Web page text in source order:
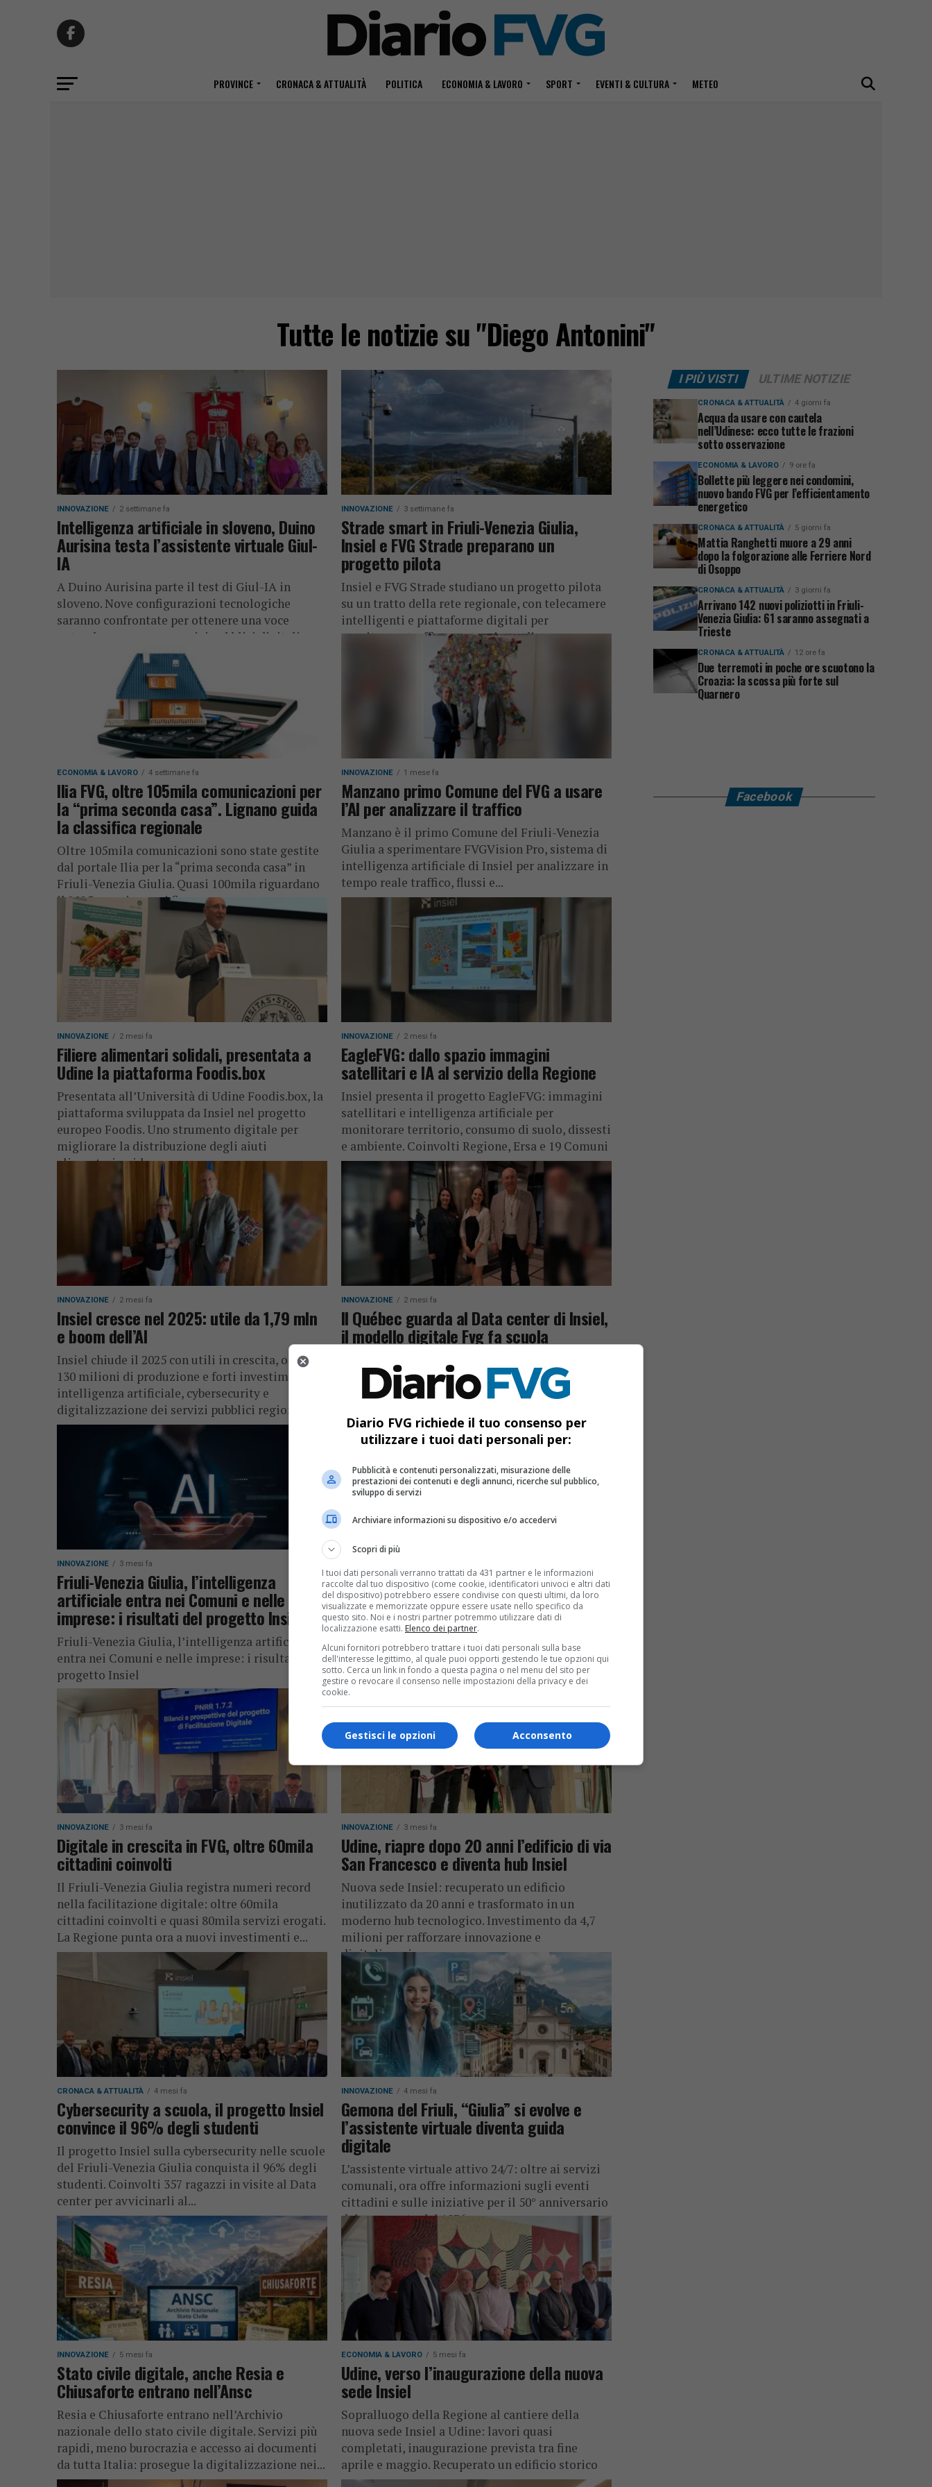
PROVINCE CRONACA & ATTUALITÀ POLITICA ECONOMIA & LAVORO SPORT EVENTI & CULTURA METEO
Tutte le notizie su "Diego Antonini"
INNOVAZIONE 2 settimane fa
Intelligenza artificiale in sloveno, Duino
Aurisina testa l’assistente virtuale Giul-
IA
A Duino Aurisina parte il test di Giul-IA in
sloveno. Nove configurazioni tecnologiche
saranno confrontate per ottenere una voce
naturale e preparare servizi pubblici digitali
INNOVAZIONE 3 settimane fa
Strade smart in Friuli-Venezia Giulia,
Insiel e FVG Strade preparano un
progetto pilota
Insiel e FVG Strade studiano un progetto pilota
su un tratto della rete regionale, con telecamere
intelligenti e piattaforme digitali per
monitorare traffico, meteo, incendi e...
ECONOMIA & LAVORO 4 settimane fa
Ilia FVG, oltre 105mila comunicazioni per
la “prima seconda casa”. Lignano guida
la classifica regionale
Oltre 105mila comunicazioni sono state gestite
dal portale Ilia per la “prima seconda casa” in
Friuli-Venezia Giulia. Quasi 100mila riguardano
il 2025, con risparmi fino a...
INNOVAZIONE 1 mese fa
Manzano primo Comune del FVG a usare
l’AI per analizzare il traffico
Manzano è il primo Comune del Friuli-Venezia
Giulia a sperimentare FVGVision Pro, sistema di
intelligenza artificiale di Insiel per analizzare in
tempo reale traffico, flussi e...
INNOVAZIONE 2 mesi fa
Filiere alimentari solidali, presentata a
Udine la piattaforma Foodis.box
Presentata all’Università di Udine Foodis.box, la
piattaforma sviluppata da Insiel nel progetto
europeo Foodis. Uno strumento digitale per
migliorare la distribuzione degli aiuti
alimentari e ridurre...
INNOVAZIONE 2 mesi fa
EagleFVG: dallo spazio immagini
satellitari e IA al servizio della Regione
Insiel presenta il progetto EagleFVG: immagini
satellitari e intelligenza artificiale per
monitorare territorio, consumo di suolo, dissesti
e ambiente. Coinvolti Regione, Ersa e 19 Comuni
INNOVAZIONE 2 mesi fa
Insiel cresce nel 2025: utile da 1,79 mln
e boom dell’AI
Insiel chiude il 2025 con utili in crescita, oltre
130 milioni di produzione e forti investimenti in
intelligenza artificiale, cybersecurity e
digitalizzazione dei servizi pubblici regionali
INNOVAZIONE 2 mesi fa
Il Québec guarda al Data center di Insiel,
il modello digitale Fvg fa scuola
Venezia Giulia: visita al Data center Insiel e
confronto con la Regione su IA, quantistica,
INNOVAZIONE 3 mesi fa
Friuli-Venezia Giulia, l’intelligenza
artificiale entra nei Comuni e nelle
imprese: i risultati del progetto Insiel
Friuli-Venezia Giulia, l’intelligenza artificiale
entra nei Comuni e nelle imprese: i risultati del
progetto Insiel
Innovazione digitale e Pnrr, a Trieste il
bilancio del progetto Edih-PAI
Domani a Trieste l’evento finale del progetto
Edih-PAI coordinato da Insiel: focus su
innovazione digitale, intelligenza artificiale,
cybersecurity, sostenibilità e servizi avanzati per
PA e imprese
INNOVAZIONE 3 mesi fa
Digitale in crescita in FVG, oltre 60mila
cittadini coinvolti
Il Friuli-Venezia Giulia registra numeri record
nella facilitazione digitale: oltre 60mila
cittadini coinvolti e quasi 80mila servizi erogati.
La Regione punta ora a nuovi investimenti e...
INNOVAZIONE 3 mesi fa
Udine, riapre dopo 20 anni l’edificio di via
San Francesco e diventa hub Insiel
Nuova sede Insiel: recuperato un edificio
inutilizzato da 20 anni e trasformato in un
moderno hub tecnologico. Investimento da 4,7
milioni per rafforzare innovazione e
digitalizzazione...
CRONACA & ATTUALITÀ 4 mesi fa
Cybersecurity a scuola, il progetto Insiel
convince il 96% degli studenti
Il progetto Insiel sulla cybersecurity nelle scuole
del Friuli-Venezia Giulia conquista il 96% degli
studenti. Coinvolti 357 ragazzi in visite al Data
center per avvicinarli al...
INNOVAZIONE 4 mesi fa
Gemona del Friuli, “Giulia” si evolve e
l’assistente virtuale diventa guida
digitale
L’assistente virtuale attivo 24/7: oltre ai servizi
comunali, ora offre informazioni sugli eventi
cittadini e sulle iniziative per il 50° anniversario
del terremoto del 1976
INNOVAZIONE 5 mesi fa
Stato civile digitale, anche Resia e
Chiusaforte entrano nell’Ansc
Resia e Chiusaforte entrano nell’Archivio
nazionale dello stato civile digitale. Servizi più
rapidi, meno burocrazia e accesso ai documenti
da tutta Italia: prosegue la digitalizzazione nei...
ECONOMIA & LAVORO 5 mesi fa
Udine, verso l’inaugurazione della nuova
sede Insiel
Sopralluogo della Regione al cantiere della
nuova sede Insiel a Udine: lavori quasi
completati, inaugurazione prevista tra fine
aprile e maggio. Recuperato un edificio storico
con...
I PIÙ VISTI ULTIME NOTIZIE
CRONACA & ATTUALITÀ 4 giorni fa
Acqua da usare con cautela
nell’Udinese: ecco tutte le frazioni
sotto osservazione
ECONOMIA & LAVORO 9 ore fa
Bollette più leggere nei condomini,
nuovo bando FVG per l’efficientamento
energetico
CRONACA & ATTUALITÀ 5 giorni fa
Mattia Ranghetti muore a 29 anni
dopo la folgorazione alle Ferriere Nord
di Osoppo
CRONACA & ATTUALITÀ 3 giorni fa
Arrivano 142 nuovi poliziotti in Friuli-
Venezia Giulia: 61 saranno assegnati a
Trieste
CRONACA & ATTUALITÀ 12 ore fa
Due terremoti in poche ore scuotono la
Croazia: la scossa più forte sul
Quarnero
Facebook
Diario FVG richiede il tuo consenso per
utilizzare i tuoi dati personali per:
Pubblicità e contenuti personalizzati, misurazione delle
prestazioni dei contenuti e degli annunci, ricerche sul pubblico,
sviluppo di servizi
Archiviare informazioni su dispositivo e/o accedervi
Scopri di più
I tuoi dati personali verranno trattati da 431 partner e le informazioni
raccolte dal tuo dispositivo (come cookie, identificatori univoci e altri dati
del dispositivo) potrebbero essere condivise con questi ultimi, da loro
visualizzate e memorizzate oppure essere usate nello specifico da
questo sito. Noi e i nostri partner potremmo utilizzare dati di
localizzazione esatti. Elenco dei partner.
Alcuni fornitori potrebbero trattare i tuoi dati personali sulla base
dell'interesse legittimo, al quale puoi opporti gestendo le tue opzioni qui
sotto. Cerca un link in fondo a questa pagina o nel menu del sito per
gestire o revocare il consenso nelle impostazioni della privacy e dei
cookie.
Acconsento
Gestisci le opzioni